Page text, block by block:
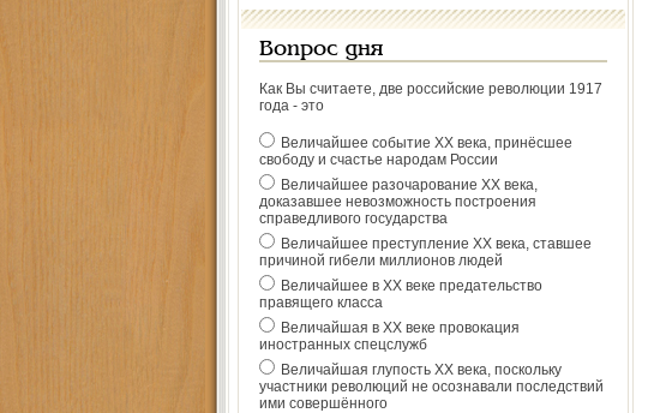
Вопрос дня
Как Вы считаете, две российские революции 1917
года - это
Величайшее событие ХХ века, принёсшее
свободу и счастье народам России
Величайшее разочарование ХХ века,
доказавшее невозможность построения
справедливого государства
Величайшее преступление ХХ века, ставшее
причиной гибели миллионов людей
Величайшее в ХХ веке предательство
правящего класса
Величайшая в ХХ веке провокация
иностранных спецслужб
Величайшая глупость ХХ века, поскольку
участники революций не осознавали последствий
ими совершённого